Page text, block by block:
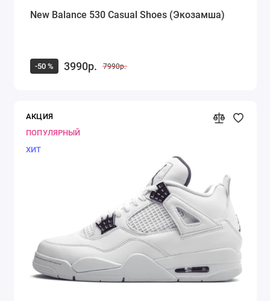
New Balance 530 Casual Shoes (Экозамша)
-50 % 3990р. 7990р.
АКЦИЯ
ПОПУЛЯРНЫЙ
ХИТ